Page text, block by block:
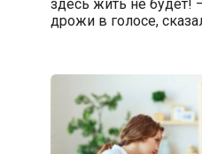
здесь жить не будет!
дрожи в голосе,